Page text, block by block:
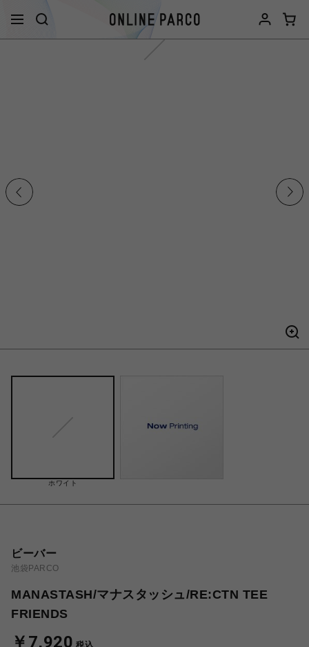
ホワイト
ビーバー
池袋PARCO
MANASTASH/マナスタッシュ/RE:CTN TEE
FRIENDS
￥7,920 税込